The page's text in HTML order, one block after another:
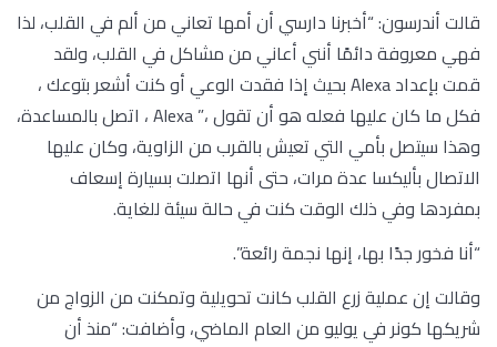
قالت أندرسون: “أخبرنا دارسي أن أمها تعاني من ألم في القلب، لذا
فهي معروفة دائمًا أنني أعاني من مشاكل في القلب، ولقد
قمت بإعداد Alexa بحيث إذا فقدت الوعي أو كنت أشعر بتوعك ،
فكل ما كان عليها فعله هو أن تقول ،” Alexa ، اتصل بالمساعدة،
وهذا سيتصل بأمي التي تعيش بالقرب من الزاوية، وكان عليها
الاتصال بأليكسا عدة مرات، حتى أنها اتصلت بسيارة إسعاف
بمفردها وفي ذلك الوقت كنت في حالة سيئة للغاية.
“أنا فخور جدًا بها، إنها نجمة رائعة”.
وقالت إن عملية زرع القلب كانت تحويلية وتمكنت من الزواج من
شريكها كونر في يوليو من العام الماضي، وأضافت: “منذ أن